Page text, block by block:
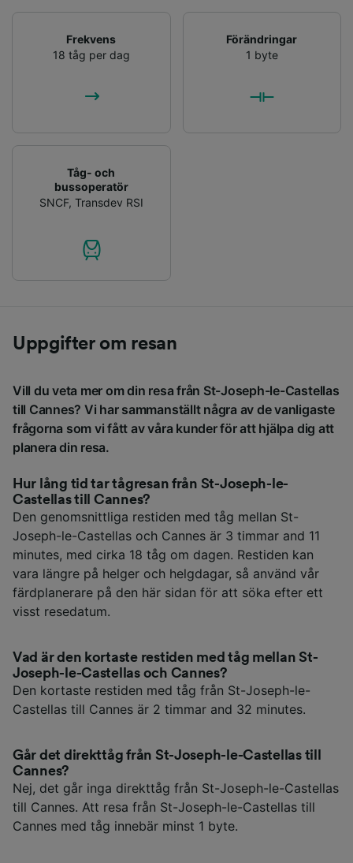
Frekvens
18 tåg per dag
Förändringar
1 byte
Tåg- och
bussoperatör
SNCF, Transdev RSI
Uppgifter om resan
Vill du veta mer om din resa från St-Joseph-le-Castellas
till Cannes? Vi har sammanställt några av de vanligaste
frågorna som vi fått av våra kunder för att hjälpa dig att
planera din resa.
Hur lång tid tar tågresan från St-Joseph-le-
Castellas till Cannes?
Den genomsnittliga restiden med tåg mellan St-
Joseph-le-Castellas och Cannes är 3 timmar and 11
minutes, med cirka 18 tåg om dagen. Restiden kan
vara längre på helger och helgdagar, så använd vår
färdplanerare på den här sidan för att söka efter ett
visst resedatum.
Vad är den kortaste restiden med tåg mellan St-
Joseph-le-Castellas och Cannes?
Den kortaste restiden med tåg från St-Joseph-le-
Castellas till Cannes är 2 timmar and 32 minutes.
Går det direkttåg från St-Joseph-le-Castellas till
Cannes?
Nej, det går inga direkttåg från St-Joseph-le-Castellas
till Cannes. Att resa från St-Joseph-le-Castellas till
Cannes med tåg innebär minst 1 byte.